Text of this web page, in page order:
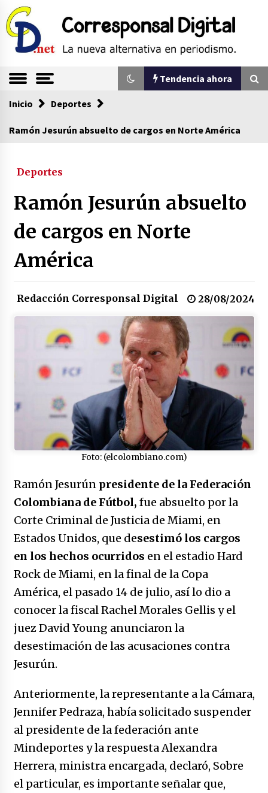
Saltar
al
contenido
Corresponsal
Digital
La nueva alternativa en periodismo
Tendencia ahora
Tendencia ahora
Sin ser abogado del diablo
Se eligen los supuestos futuros roedores del
congreso en Colombia
17/01/2026
Irán, donde están los pinches grupos
feministas
16/01/2026
Medellín necesita gobernantes con sentido
de pertenencia
15/01/2026
07/01/2026
Captura de Maduro, donde manda capitán,
no manda marinero.
04/01/2026
Otro regalo navideño de Petrosky, al caído
caerle
31/12/2025
Que sea un hecho el decreto que quita prima
de servicios a honorables zánganos
El aumento del mínimo causa escozor en
pueblo colombiano
31/12/2025
Atlético Nacional se quedó con laCopa
Inicio Deportes
Ramón Jesurún absuelto de cargos en Norte América
Deportes
Ramón Jesurún absuelto
de cargos en Norte
América
Redacción Corresponsal Digital 28/08/2024
Foto: (elcolombiano.com)
Ramón Jesurún presidente de la Federación
Colombiana de Fútbol, fue absuelto por la
Corte Criminal de Justicia de Miami, en
Estados Unidos, que desestimó los cargos
en los hechos ocurridos en el estadio Hard
Rock de Miami, en la final de la Copa
América, el pasado 14 de julio, así lo dio a
conocer la fiscal Rachel Morales Gellis y el
juez David Young anunciaron la
desestimación de las acusaciones contra
Jesurún.
Anteriormente, la representante a la Cámara,
Jennifer Pedraza, había solicitado suspender
al presidente de la federación ante
Mindeportes y la respuesta Alexandra
Herrera, ministra encargada, declaró, Sobre
el particular, es importante señalar que,